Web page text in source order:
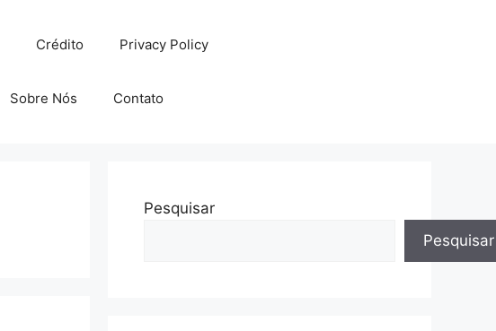
Crédito Privacy Policy
Sobre Nós Contato
Pesquisar
Pesquisar